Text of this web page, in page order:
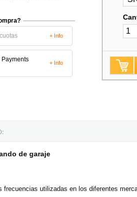
+ Info
+ Info
de garaje
utilizadas en los diferentes